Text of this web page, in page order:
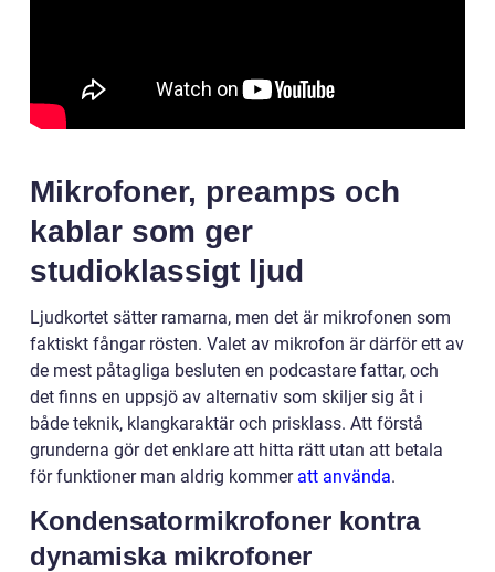
Mikrofoner, preamps och
kablar som ger
studioklassigt ljud
Ljudkortet sätter ramarna, men det är mikrofonen som
faktiskt fångar rösten. Valet av mikrofon är därför ett av
de mest påtagliga besluten en podcastare fattar, och
det finns en uppsjö av alternativ som skiljer sig åt i
både teknik, klangkaraktär och prisklass. Att förstå
grunderna gör det enklare att hitta rätt utan att betala
för funktioner man aldrig kommer att använda.
Kondensatormikrofoner kontra
dynamiska mikrofoner